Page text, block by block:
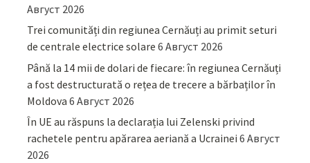
Август 2026
Trei comunități din regiunea Cernăuți au primit seturi
de centrale electrice solare 6 Август 2026
Până la 14 mii de dolari de fiecare: în regiunea Cernăuți
a fost destructurată o rețea de trecere a bărbaților în
Moldova 6 Август 2026
În UE au răspuns la declarația lui Zelenski privind
rachetele pentru apărarea aeriană a Ucrainei 6 Август
2026